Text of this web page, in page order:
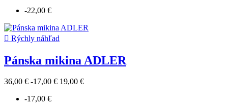
-22,00 €
 Rýchly náhľad
Pánska mikina ADLER
36,00 € -17,00 € 19,00 €
-17,00 €